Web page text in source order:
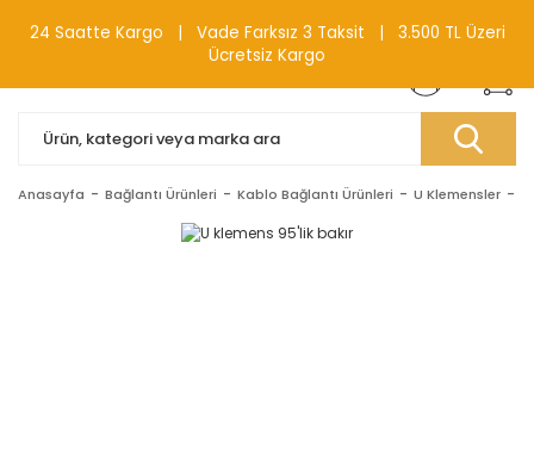
0(212) 240 87 88
Anasayfa Bağlantı Ürünleri Kablo Bağlantı Ürünleri U Klemensler
24 Saatte Kargo | Vade Farksız 3 Taksit | 3.500 TL Üzeri
Ücretsiz Kargo